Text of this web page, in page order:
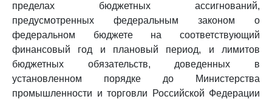
пределах бюджетных ассигнований,
предусмотренных федеральным законом о
федеральном бюджете на соответствующий
финансовый год и плановый период, и лимитов
бюджетных обязательств, доведенных в
установленном порядке до Министерства
промышленности и торговли Российской Федерации